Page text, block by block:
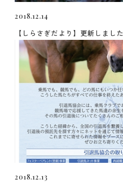
2018.12.14
【しらさぎだより】更新しました
2018.12.13